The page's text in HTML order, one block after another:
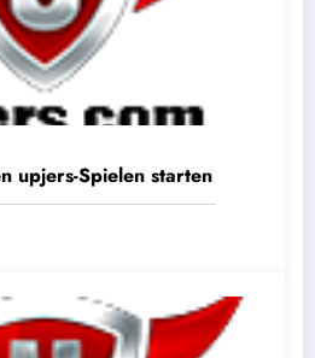
upjers-Spielen starten